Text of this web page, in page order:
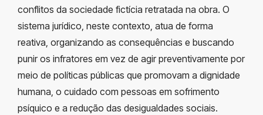
conflitos da sociedade fictícia retratada na obra. O
sistema jurídico, neste contexto, atua de forma
reativa, organizando as consequências e buscando
punir os infratores em vez de agir preventivamente por
meio de políticas públicas que promovam a dignidade
humana, o cuidado com pessoas em sofrimento
psíquico e a redução das desigualdades sociais.